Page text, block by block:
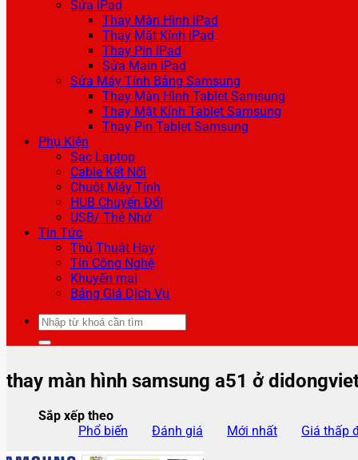
Sửa iPad
Thay Màn Hình iPad
Thay Mặt Kính iPad
Thay Pin iPad
Sửa Main iPad
Sửa Máy Tính Bảng Samsung
Thay Màn Hình Tablet Samsung
Thay Mặt Kính Tablet Samsung
Thay Pin Tablet Samsung
Phụ Kiện
Sạc Laptop
Cable Kết Nối
Chuột Máy Tính
HUB Chuyển Đổi
USB/ Thẻ Nhớ
Tin Tức
Thủ Thuật Hay
Tin Công Nghệ
Khuyến mại
Bảng Giá Dịch Vụ
Tìm
kiếm:
thay màn hình samsung a51 ở
Sắp xếp theo
Phổ biến
Đánh giá Mới nhất Giá thấp